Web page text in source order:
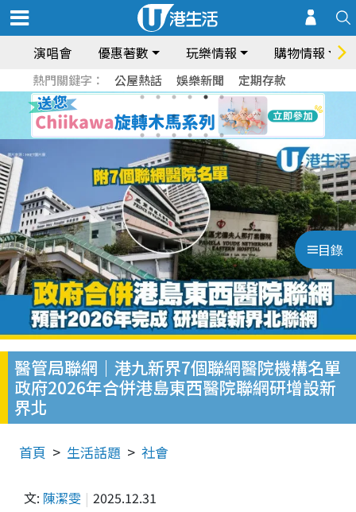
演唱會 優惠著數 玩樂情報 購物情報
熱門關鍵字： 公屋熱話 娛樂新聞 定期存款
目錄
醫管局聯網｜港九新界7個聯網醫院機構名單
政府2026年合併港島東西醫院聯網研增設新
界北
首頁 生活話題 社會
文: 陳潔雯 2025.12.31